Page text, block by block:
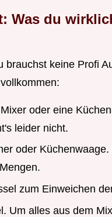
Was du
brauchst keine Profi
oder eine
leider nicht.
oder Küchenwaage.
zum Einweichen
Um alles aus dem